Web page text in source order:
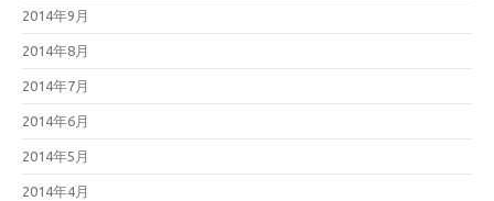
2014年9月
2014年8月
2014年7月
2014年6月
2014年5月
2014年4月